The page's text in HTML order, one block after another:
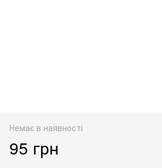
Немає в наявності
95 грн